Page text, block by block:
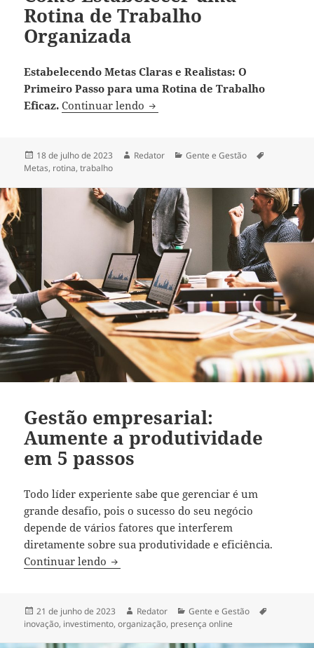
Rotina de Trabalho
Organizada
Estabelecendo Metas Claras e Realistas: O
Primeiro Passo para uma Rotina de Trabalho
Eficaz. Continuar lendo Como Estabelecer uma Rotina
Publicado
em
18 de julho de 2023 Autor
Redator Categorias
Gente e Gestão
Metas, rotina,trabalho
Gestão empresarial:
Aumente a produtividade
em 5 passos
Todo líder experiente sabe que gerenciar é um
grande desafio, pois o sucesso do seu negócio
depende de vários fatores que interferem
diretamente sobre sua produtividade e eficiência.
Continuar lendo Gestão empresarial: Aumente a
Publicado
em
21 de junho de 2023 Autor
Redator Categorias
Gente e Gestão
inovação, investimento,organização, presença online